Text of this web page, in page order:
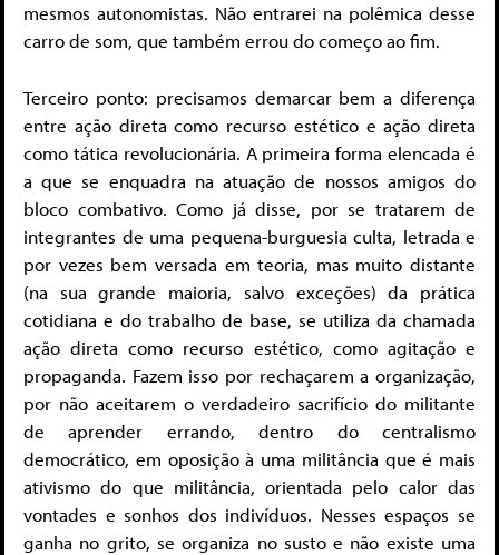
mesmos autonomistas. Não entrarei na polêmica desse
carro de som, que também errou do começo ao fim.
Terceiro ponto: precisamos demarcar bem a diferença
entre ação direta como recurso estético e ação direta
como tática revolucionária. A primeira forma elencada é
a que se enquadra na atuação de nossos amigos do
bloco combativo. Como já disse, por se tratarem de
integrantes de uma pequena-burguesia culta, letrada e
por vezes bem versada em teoria, mas muito distante
(na sua grande maioria, salvo exceções) da prática
cotidiana e do trabalho de base, se utiliza da chamada
ação direta como recurso estético, como agitação e
propaganda. Fazem isso por rechaçarem a organização,
por não aceitarem o verdadeiro sacrifício do militante
de aprender errando, dentro do centralismo
democrático, em oposição à uma militância que é mais
ativismo do que militância, orientada pelo calor das
vontades e sonhos dos indivíduos. Nesses espaços se
ganha no grito, se organiza no susto e não existe uma